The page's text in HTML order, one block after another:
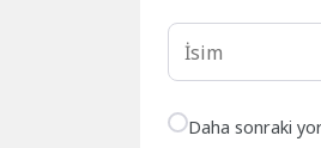
Daha sonraki